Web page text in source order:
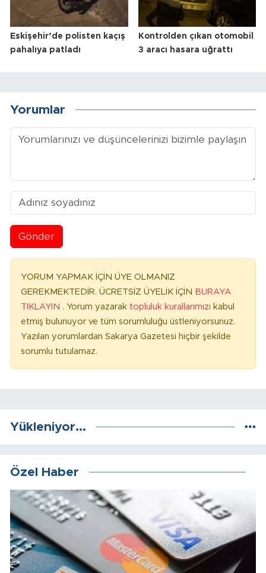
Eskişehir’de polisten kaçış
pahalıya patladı
Kontrolden çıkan otomobil
3 aracı hasara uğrattı
Yorumlar
Gönder
YORUM YAPMAK İÇİN ÜYE OLMANIZ
GEREKMEKTEDİR. ÜCRETSİZ ÜYELİK İÇİN BURAYA
TIKLAYIN . Yorum yazarak topluluk kurallarımızı kabul
etmiş bulunuyor ve tüm sorumluluğu üstleniyorsunuz.
Yazılan yorumlardan Sakarya Gazetesi hiçbir şekilde
sorumlu tutulamaz.
Yükleniyor...
Özel Haber